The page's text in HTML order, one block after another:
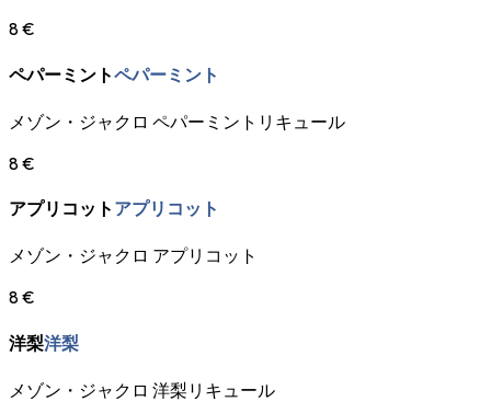
8 €
ペパーミントペパーミント
メゾン・ジャクロ ペパーミントリキュール
8 €
アプリコット アプリコット
メゾン・ジャクロ アプリコット
8 €
洋梨洋梨
メゾン・ジャクロ 洋梨リキュール